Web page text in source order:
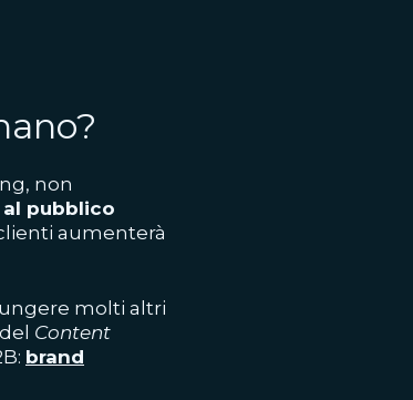
non
pubblico
aumenterà
molti altri
Content
brand